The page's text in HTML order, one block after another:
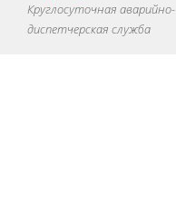
Круглосуточная аварийно-
диспетчерская служба